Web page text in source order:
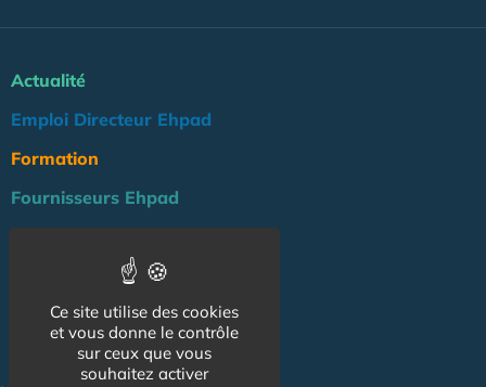
Actualité
Emploi Directeur Ehpad
Formation
Fournisseurs Ehpad
Réglementation
Outils
Groupe Maison de Retraite
Ce site utilise des cookies
et vous donne le contrôle
sur ceux que vous
souhaitez activer